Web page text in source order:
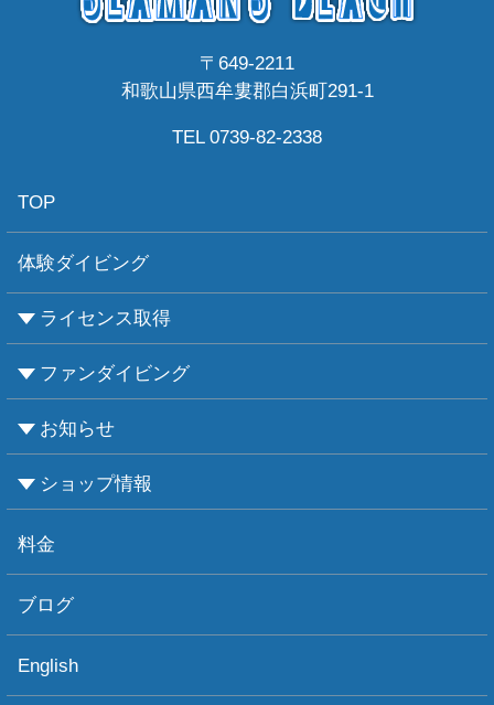
〒649-2211
和歌山県西牟婁郡白浜町291-1
TEL 0739-82-2338
TOP
体験ダイビング
ライセンス取得
CMASについて
PADIについて
Ｃカードライセンス取得
レベルアップCMAS
レベルアップPADI
インストラクターコース
エンリッチド・エア・ナイトロックス講習
ファンダイビング
ビーチダイビング
ボートダイビング
セルフダイビング
レンタル器材
お知らせ
お知らせ
お天気情報
フォトグラフィ
ツアー情報
ショップ情報
ショップ情報
アクセス
ダイビングポイント
ショップボート「かもめ」
スタッフ紹介
宿泊施設
リンク集
お問い合わせ
料金
ブログ
English